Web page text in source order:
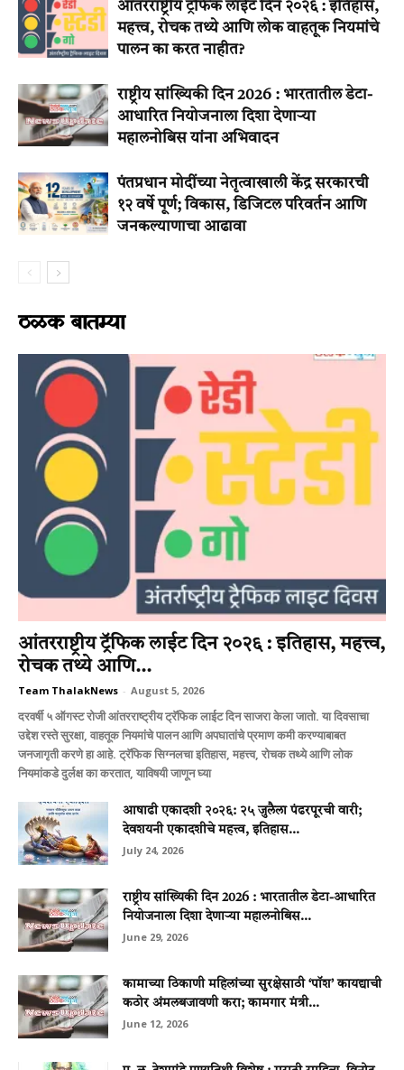
आंतरराष्ट्रीय ट्रॅफिक लाईट दिन २०२६ : इतिहास,
महत्त्व, रोचक तथ्ये आणि लोक वाहतूक नियमांचे
पालन का करत नाहीत?
राष्ट्रीय सांख्यिकी दिन 2026 : भारतातील डेटा-
आधारित नियोजनाला दिशा देणाऱ्या
महालनोबिस यांना अभिवादन
पंतप्रधान मोदींच्या नेतृत्वाखाली केंद्र सरकारची
१२ वर्षे पूर्ण; विकास, डिजिटल परिवर्तन आणि
जनकल्याणाचा आढावा
ठळक बातम्या
आंतरराष्ट्रीय ट्रॅफिक लाईट दिन २०२६ : इतिहास, महत्त्व,
रोचक तथ्ये आणि...
Team ThalakNews - August 5, 2026
दरवर्षी ५ ऑगस्ट रोजी आंतरराष्ट्रीय ट्रॅफिक लाईट दिन साजरा केला जातो. या दिवसाचा
उद्देश रस्ते सुरक्षा, वाहतूक नियमांचे पालन आणि अपघातांचे प्रमाण कमी करण्याबाबत
जनजागृती करणे हा आहे. ट्रॅफिक सिग्नलचा इतिहास, महत्त्व, रोचक तथ्ये आणि लोक
नियमांकडे दुर्लक्ष का करतात, याविषयी जाणून घ्या
आषाढी एकादशी २०२६: २५ जुलैला पंढरपूरची वारी;
देवशयनी एकादशीचे महत्त्व, इतिहास...
July 24, 2026
राष्ट्रीय सांख्यिकी दिन 2026 : भारतातील डेटा-आधारित
नियोजनाला दिशा देणाऱ्या महालनोबिस...
June 29, 2026
कामाच्या ठिकाणी महिलांच्या सुरक्षेसाठी ‘पॉश’ कायद्याची
कठोर अंमलबजावणी करा; कामगार मंत्री...
June 12, 2026